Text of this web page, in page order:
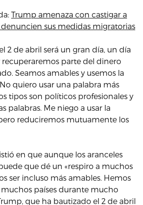
Trump amenaza con castigar a
sus medidas migratorias
2 de abril será un gran día, un día
parte del dinero
Seamos amables y usemos la
No quiero usar una palabra más
tipos son políticos profesionales y
palabras. Me niego a usar la
pero reduciremos mutuamente los
en que aunque los aranceles
que dé un «respiro a muchos
ser incluso más amables. Hemos
países durante mucho
que ha bautizado el 2 de abril